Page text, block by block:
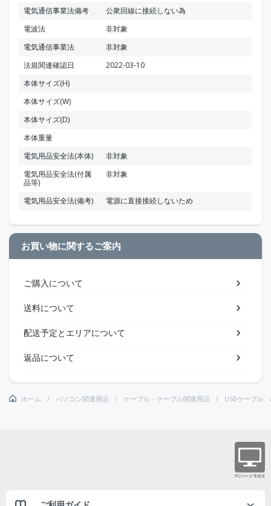
電気通信事業法備考
公衆回線に接続しない為
電波法
非対象
電気通信事業法
非対象
法規関連確認日
2022-03-10
本体サイズ(H)
本体サイズ(W)
本体サイズ(D)
本体重量
電気用品安全法(本体)
非対象
電気用品安全法(付属
品等)
非対象
電気用品安全法(備考) 電源に直接接続しないため
お買い物に関するご案内
ご購入について
送料について
配送予定とエリアについて
返品について
ホーム パソコン関連用品 ケーブル・ケーブル関連用品 USBケーブル